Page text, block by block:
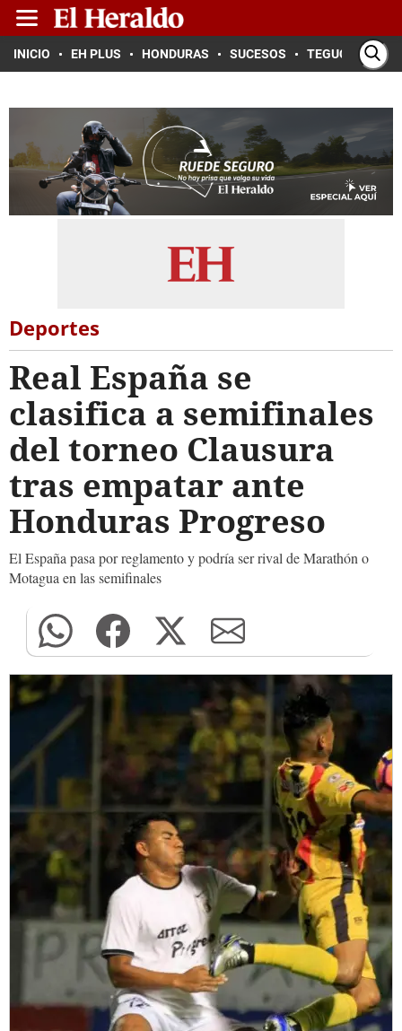
INICIO EH PLUS HONDURAS SUCESOS TEGUCIGALPA
Deportes
Real España se
clasifica a semifinales
del torneo Clausura
tras empatar ante
Honduras Progreso
El España pasa por reglamento y podría ser rival de Marathón o
Motagua en las semifinales